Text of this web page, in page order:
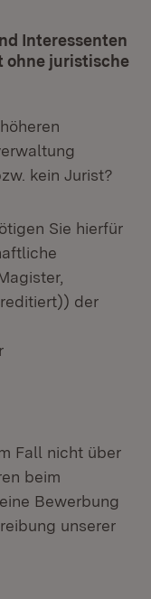
Interessenten
ohne juristische
kein Jurist?
Sie hierfür
der
Fall nicht über
beim
Bewerbung
unserer